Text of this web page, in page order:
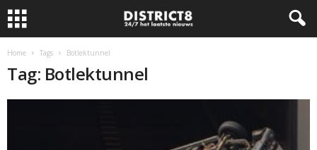
Home Tags Botlektunnel
Tag: Botlektunnel